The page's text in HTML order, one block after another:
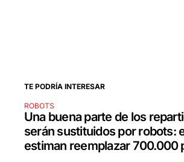
TE PODRÍA INTERESAR
ROBOTS
Una buena parte de los
serán sustituidos por robots:
estiman reemplazar 700.000